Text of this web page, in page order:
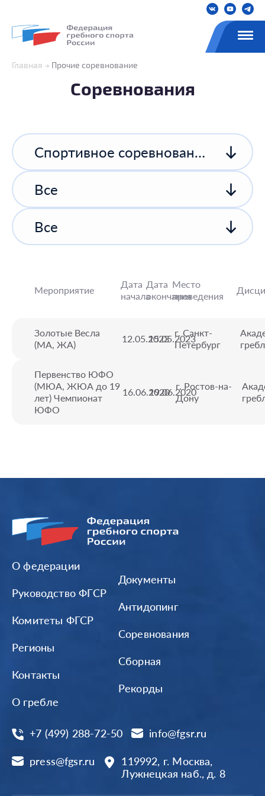
Главная Прочие соревнование
Соревнования
Спортивное соревнование спортивной организации
Все
Все
Мероприятие
Дата
начала
Дата
окончания
Место
проведения
Золотые Весла
(МА, ЖА)
12.05.202315.05.2023
г. Санкт-
Петербург
Первенство ЮФО
(МЮА, ЖЮА до 19
лет) Чемпионат
ЮФО
16.06.202019.06.2020
г. Ростов-на-
Дону
О федерации
Руководство ФГСР
Комитеты ФГСР
Регионы
Контакты
О гребле
Документы
Антидопинг
Соревнования
Сборная
Рекорды
+7 (499) 288-72-50 info@fgsr.ru
press@fgsr.ru
119992, г. Москва,
Лужнецкая наб., д. 8